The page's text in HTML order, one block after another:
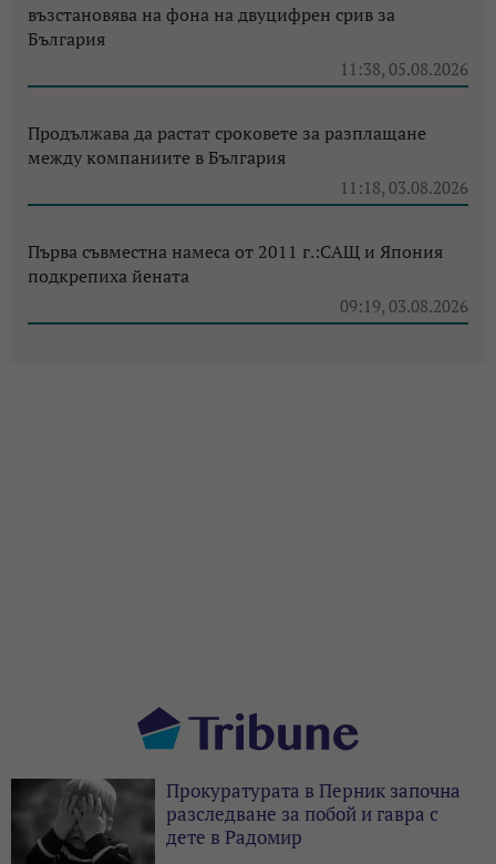
възстановява на фона на двуцифрен срив за
България
11:38, 05.08.2026
Продължава да растат сроковете за разплащане
между компаниите в България
11:18, 03.08.2026
Първа съвместна намеса от 2011 г.:САЩ и Япония
подкрепиха йената
09:19, 03.08.2026
Прокуратурата в Перник започна
разследване за побой и гавра с
дете в Радомир